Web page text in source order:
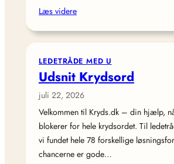
Læs videre
LEDETRÅDE MED U
Udsnit Krydsord
juli 22, 2026
Velkommen til Kryds.dk – din hjælp,
blokerer for hele krydsordet. Til
vi fundet hele 78 forskellige
chancerne er gode…